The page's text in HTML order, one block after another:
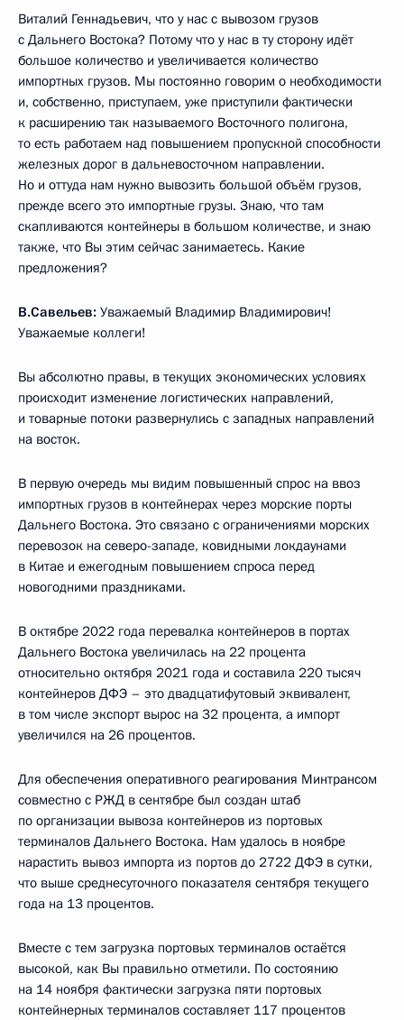
Виталий Геннадьевич, что у нас с вывозом грузов
с Дальнего Востока? Потому что у нас в ту сторону идёт
большое количество и увеличивается количество
импортных грузов. Мы постоянно говорим о необходимости
и, собственно, приступаем, уже приступили фактически
к расширению так называемого Восточного полигона,
то есть работаем над повышением пропускной способности
железных дорог в дальневосточном направлении.
Но и оттуда нам нужно вывозить большой объём грузов,
прежде всего это импортные грузы. Знаю, что там
скапливаются контейнеры в большом количестве, и знаю
также, что Вы этим сейчас занимаетесь. Какие
предложения?
В.Савельев: Уважаемый Владимир Владимирович!
Уважаемые коллеги!
Вы абсолютно правы, в текущих экономических условиях
происходит изменение логистических направлений,
и товарные потоки развернулись с западных направлений
на восток.
В первую очередь мы видим повышенный спрос на ввоз
импортных грузов в контейнерах через морские порты
Дальнего Востока. Это связано с ограничениями морских
перевозок на северо-западе, ковидными локдаунами
в Китае и ежегодным повышением спроса перед
новогодними праздниками.
В октябре 2022 года перевалка контейнеров в портах
Дальнего Востока увеличилась на 22 процента
относительно октября 2021 года и составила 220 тысяч
контейнеров ДФЭ – это двадцатифутовый эквивалент,
в том числе экспорт вырос на 32 процента, а импорт
увеличился на 26 процентов.
Для обеспечения оперативного реагирования Минтрансом
совместно с РЖД в сентябре был создан штаб
по организации вывоза контейнеров из портовых
терминалов Дальнего Востока. Нам удалось в ноябре
нарастить вывоз импорта из портов до 2722 ДФЭ в сутки,
что выше среднесуточного показателя сентября текущего
года на 13 процентов.
Вместе с тем загрузка портовых терминалов остаётся
высокой, как Вы правильно отметили. По состоянию
на 14 ноября фактически загрузка пяти портовых
контейнерных терминалов составляет 117 процентов